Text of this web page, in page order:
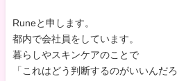
Runeと申します。
都内で会社員をしています。
暮らしやスキンケアのことで
「これはどう判断するのがいいんだ